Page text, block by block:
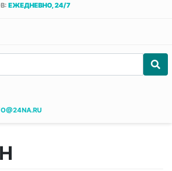
ЕЖЕДНЕВНО, 24/7